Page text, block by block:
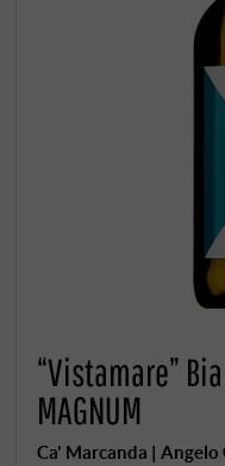
“Vistamare”
MAGNUM
Ca' Marcanda | Angelo